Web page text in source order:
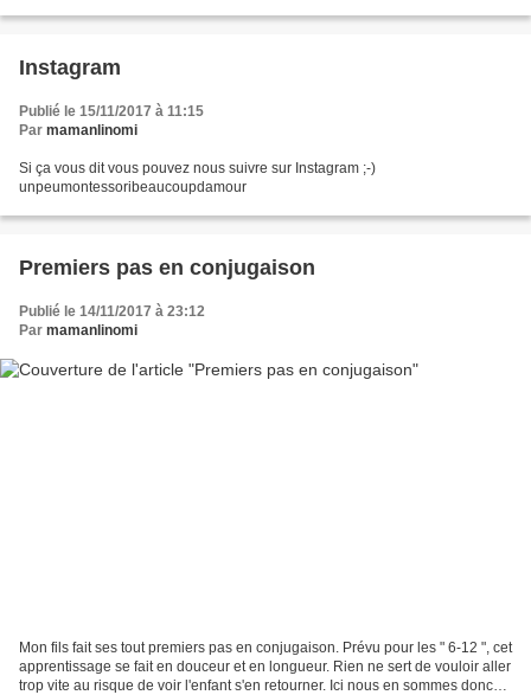
Instagram
Publié le 15/11/2017 à 11:15
Par mamanlinomi
Si ça vous dit vous pouvez nous suivre sur Instagram ;-)
unpeumontessoribeaucoupdamour
Premiers pas en conjugaison
Publié le 14/11/2017 à 23:12
Par mamanlinomi
Mon fils fait ses tout premiers pas en conjugaison. Prévu pour les " 6-12 ", cet
apprentissage se fait en douceur et en longueur. Rien ne sert de vouloir aller
trop vite au risque de voir l'enfant s'en retourner. Ici nous en sommes donc